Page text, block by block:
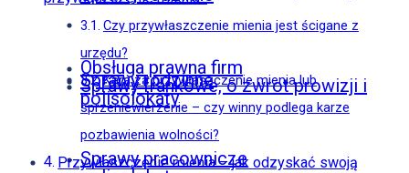
polisolokaty
Obsługa prawna firm
Sprawy pracownicze
Sprawy rodzinne
Sprawy frankowe, o zwrot prowizji i
Czy przywłaszczenie mienia jest ścigane z
urzędu?
Kara za przywłaszczenie mienia lub
sprzeniewierzenie – czy winny podlega karze
pozbawienia wolności?
Przywłaszczenie mienia – jak odzyskać swoją